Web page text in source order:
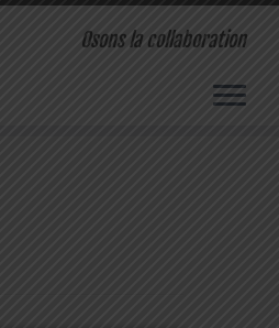
Osons la collaboration